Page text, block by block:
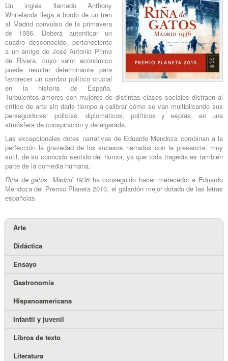
Un inglés llamado Anthony
Whitelands llega a bordo de un tren
al Madrid convulso de la primavera
de 1936. Deberá autenticar un
cuadro desconocido, perteneciente
a un amigo de José Antonio Primo
de Rivera, cuyo valor económico
puede resultar determinante para
favorecer un cambio político crucial
en la historia de España.
Turbulentos amores con mujeres de distintas clases sociales distraen al
crítico de arte sin darle tiempo a calibrar cómo se van multiplicando sus
perseguidores: policías, diplomáticos, políticos y espías, en una
atmósfera de conspiración y de algarada.
Las excepcionales dotes narrativas de Eduardo Mendoza combinan a la
perfección la gravedad de los sucesos narrados con la presencia, muy
sutil, de su conocido sentido del humor, ya que toda tragedia es también
parte de la comedia humana.
Riña de gatos. Madrid 1936ha conseguido hacer merecedor a Eduardo
Mendoza del Premio Planeta 2010, el galardón mejor dotado de las letras
españolas.
Arte
Didáctica
Ensayo
Gastronomía
Hispanoamericana
Infantil y juvenil
Libros de texto
Literatura